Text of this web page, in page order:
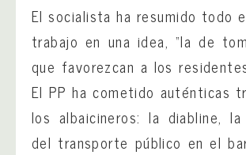
El socialista ha resumido todo
trabajo en una idea, “la de
que favorezcan a los
El PP ha cometido auténticas
los albaicineros: la diabline, la
del transporte público en el